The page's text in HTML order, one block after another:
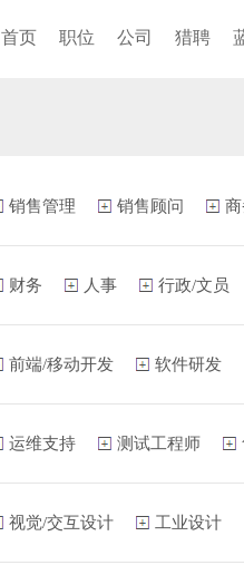
首页 职位 公司 猎聘
销售管理 销售顾问
财务 人事 行政/文员
前端/移动开发 软件研发
运维支持 测试工程师
视觉/交互设计 工业设计